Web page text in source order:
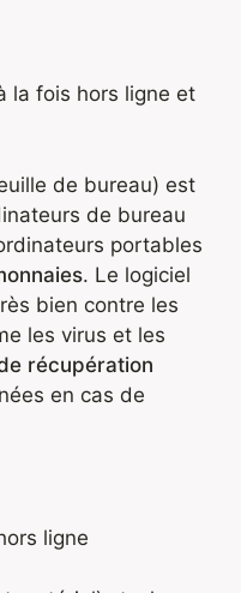
la fois hors ligne et
de bureau) est
de bureau
portables
. Le logiciel
bien contre les
les virus et les
récupération
en cas de
ligne